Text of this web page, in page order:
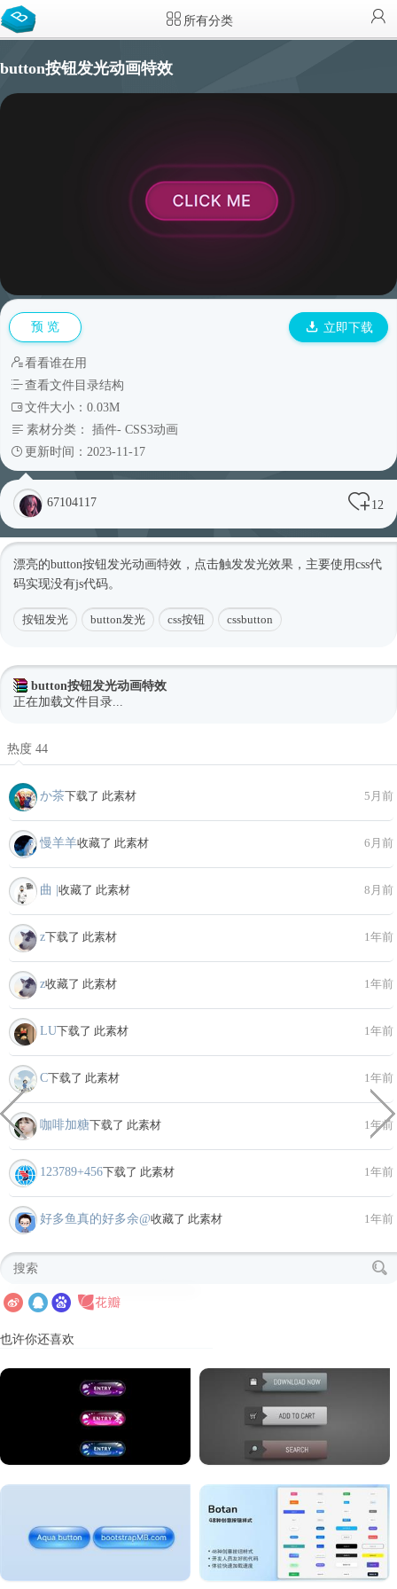
所有分类
button按钮发光动画特效
预 览 立即下载
看看谁在用
查看文件目录结构
文件大小：0.03M
素材分类： 插件- CSS3动画
更新时间：2023-11-17
67104117 12
漂亮的button按钮发光动画特效，点击触发发光效果，主要使用css代
码实现没有js代码。
按钮发光 button发光 css按钮 cssbutton
button按钮发光动画特效
正在加载文件目录...
热度 44
か茶下载了 此素材 5月前
慢羊羊收藏了 此素材 6月前
曲 | 收藏了 此素材 8月前
z下载了 此素材 1年前
z收藏了 此素材 1年前
LU下载了 此素材 1年前
C下载了 此素材 1年前
咖啡加糖下载了 此素材 1年前
123789+456下载了 此素材 1年前
好多鱼真的好多余@收藏了 此素材 1年前
也许你还喜欢